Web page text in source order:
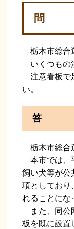
問
栃木市総合
いくつもの
注意看板で
い。
答
栃木市総合
本市では、
飼い犬等が公
項としており
れることにな
また、同公
板を既に設置